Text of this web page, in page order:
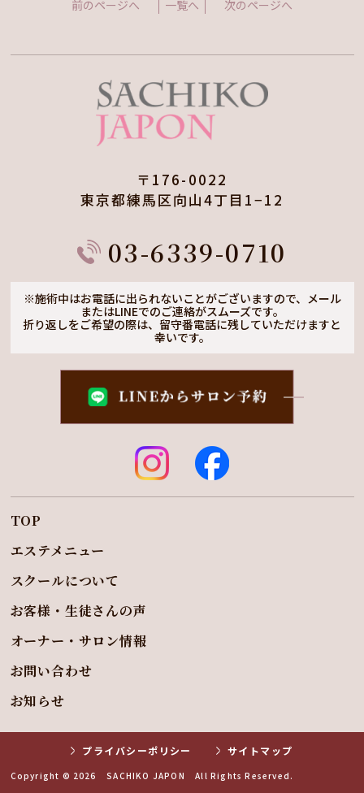
前のページへ 一覧へ 次のページへ
〒176-0022
東京都練馬区向山4丁目1−12
03-6339-0710
※施術中はお電話に出られないことがございますので、 メール
またはLINEでのご連絡がスムーズです。
折り返しをご希望の際は、留守番電話に残していただけますと
幸いです。
TOP
エステメニュー
スクールについて
お客様・生徒さんの声
オーナー・サロン情報
お問い合わせ
お知らせ
プライバシーポリシー サイトマップ
Copyright © 2026SACHIKO JAPON All Rights Reserved.